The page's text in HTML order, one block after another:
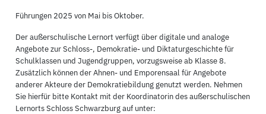
Führungen 2025 von Mai bis Oktober.
Der außerschulische Lernort verfügt über digitale und analoge
Angebote zur Schloss-, Demokratie- und Diktaturgeschichte für
Schulklassen und Jugendgruppen, vorzugsweise ab Klasse 8.
Zusätzlich können der Ahnen- und Emporensaal für Angebote
anderer Akteure der Demokratiebildung genutzt werden. Nehmen
Sie hierfür bitte Kontakt mit der Koordinatorin des außerschulischen
Lernorts Schloss Schwarzburg auf unter: